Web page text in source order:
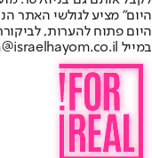
היום" מציע לגולשי האתר
היום פתוח להערות,
במייל hayom@israelhayom.co.il.